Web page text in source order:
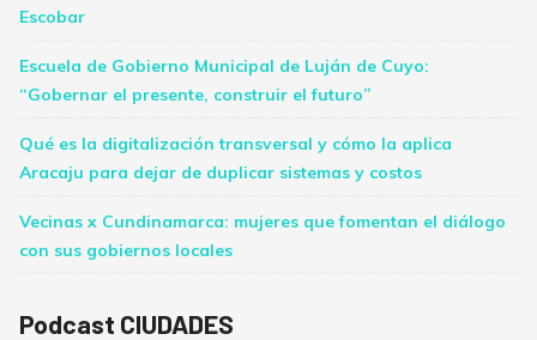
Escobar
Escuela de Gobierno Municipal de Luján de Cuyo:
“Gobernar el presente, construir el futuro”
Qué es la digitalización transversal y cómo la aplica
Aracaju para dejar de duplicar sistemas y costos
Vecinas x Cundinamarca: mujeres que fomentan el diálogo
con sus gobiernos locales
Podcast CIUDADES